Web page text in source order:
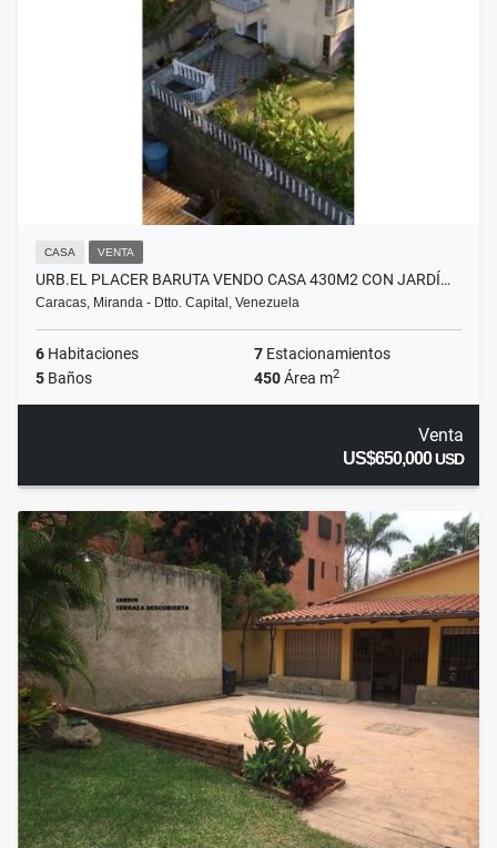
CASA VENTA
URB.EL PLACER BARUTA VENDO CASA 430M2 CON JARDÍ…
Caracas, Miranda - Dtto. Capital, Venezuela
6 Habitaciones 7 Estacionamientos
5 Baños 450Área m2
Venta
US$650,000USD